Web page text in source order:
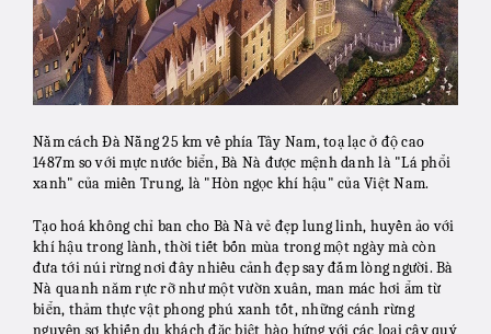
Nằm cách Đà Nẵng 25 km về phía Tây Nam, toạ lạc ở độ cao
1487m so với mực nước biển, Bà Nà được mệnh danh là "Lá phổi
xanh" của miền Trung, là "Hòn ngọc khí hậu" của Việt Nam.
Tạo hoá không chỉ ban cho Bà Nà vẻ đẹp lung linh, huyền ảo với
khí hậu trong lành, thời tiết bốn mùa trong một ngày mà còn
đưa tới núi rừng nơi đây nhiều cảnh đẹp say đắm lòng người. Bà
Nà quanh năm rực rỡ như một vườn xuân, man mác hơi ẩm từ
biển, thảm thực vật phong phú xanh tốt, những cánh rừng
nguyên sơ khiến du khách đặc biệt hào hứng với các loại cây quý